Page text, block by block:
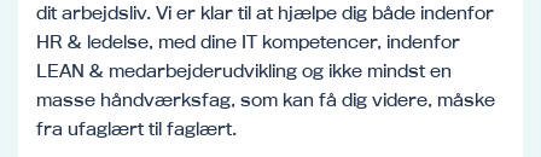
dit arbejdsliv. Vi er klar til at hjælpe dig både indenfor
HR & ledelse, med dine IT kompetencer, indenfor
LEAN & medarbejderudvikling og ikke mindst en
masse håndværksfag, som kan få dig videre, måske
fra ufaglært til faglært.